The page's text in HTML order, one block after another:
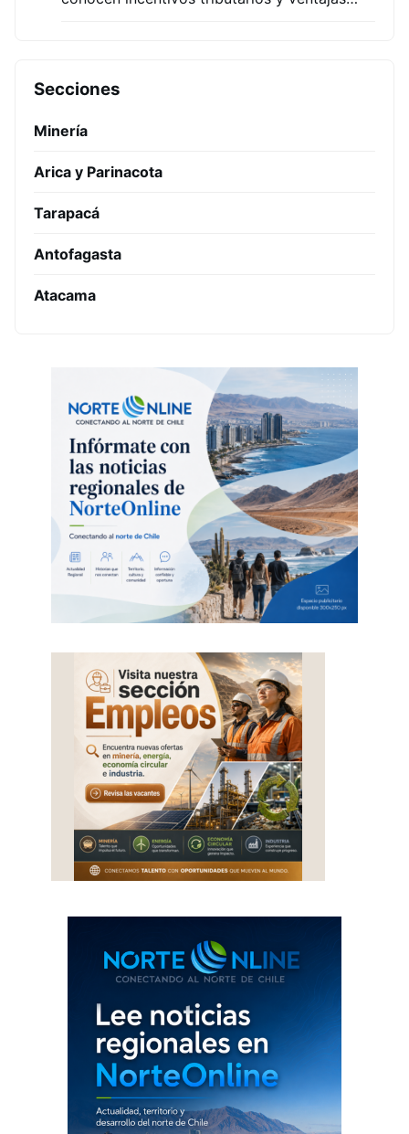
Secciones
Minería
Arica y Parinacota
Tarapacá
Antofagasta
Atacama